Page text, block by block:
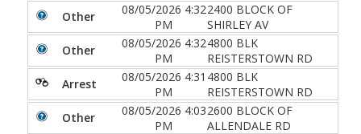
Other
08/05/2026 4:32
PM
2400 BLOCK OF
SHIRLEY AV
Other
08/05/2026 4:32
PM
4800 BLK
REISTERSTOWN RD
Arrest
08/05/2026 4:31
PM
4800 BLK
REISTERSTOWN RD
Other
08/05/2026 4:03
PM
2600 BLOCK OF
ALLENDALE RD